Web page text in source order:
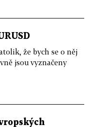
že bych se o něj
jsou vyznačeny